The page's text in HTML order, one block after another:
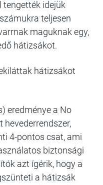
tengették idejük
teljesen
maguknak egy,
hátizsákot.
hátizsákot
eredménye a No
hevederrendszer,
4-pontos csat, ami
biztonsági
azt ígérik, hogy a
a hátizsák